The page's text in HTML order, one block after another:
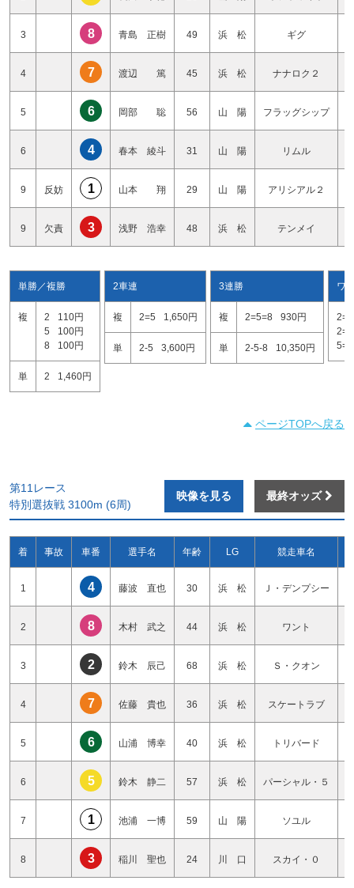
3 8 青島 正樹 49 浜 松 ギグ
4 7 渡辺 篤 45 浜 松 ナナロク２
5 6 岡部 聡 56 山 陽 フラッグシップ
6 4 春本 綾斗 31 山 陽 リムル
9 反妨 1 山本 翔 29 山 陽 アリシアル２
9 欠責 3 浅野 浩幸 48 浜 松 テンメイ
単勝／複勝
複 2
110円
5
100円
8
100円
単 2 1,460円
2車連
複 2=5 1,650円
単 2-5 3,600円
3連勝
複 2=5=8 930円
単 2-5-8 10,350円
ワ
2=5
2=8
5=8
ページTOPへ戻る
第11レース
特別選抜戦 3100m (6周)
映像を見る 最終オッズ
着 事故 車番 選手名 年齢 LG 競走車名
1 4 藤波 直也 30 浜 松 Ｊ・デンプシー
2 8 木村 武之 44 浜 松 ワント
3 2 鈴木 辰己 68 浜 松 Ｓ・クオン
4 7 佐藤 貴也 36 浜 松 スケートラブ
5 6 山浦 博幸 40 浜 松 トリバード
6 5 鈴木 静二 57 浜 松 パーシャル・５
7 1 池浦 一博 59 山 陽 ソユル
8 3 稲川 聖也 24 川 口 スカイ・０